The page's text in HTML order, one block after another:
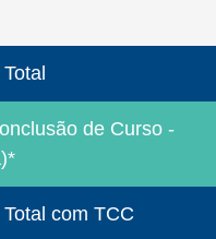
de Curso -
com TCC